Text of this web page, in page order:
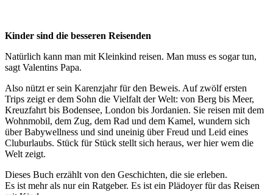
Kinder sind die besseren Reisenden
Natürlich kann man mit Kleinkind reisen. Man muss es sogar tun,
sagt Valentins Papa.
Also nützt er sein Karenzjahr für den Beweis. Auf zwölf ersten
Trips zeigt er dem Sohn die Vielfalt der Welt: von Berg bis Meer,
Kreuzfahrt bis Bodensee, London bis Jordanien. Sie reisen mit dem
Wohnmobil, dem Zug, dem Rad und dem Kamel, wundern sich
über Babywellness und sind uneinig über Freud und Leid eines
Cluburlaubs. Stück für Stück stellt sich heraus, wer hier wem die
Welt zeigt.
Dieses Buch erzählt von den Geschichten, die sie erleben.
Es ist mehr als nur ein Ratgeber. Es ist ein Plädoyer für das Reisen